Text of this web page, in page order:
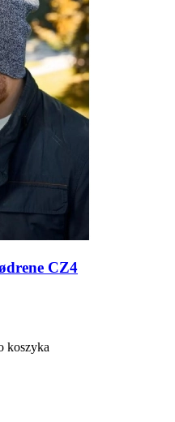
CZ4
koszyka